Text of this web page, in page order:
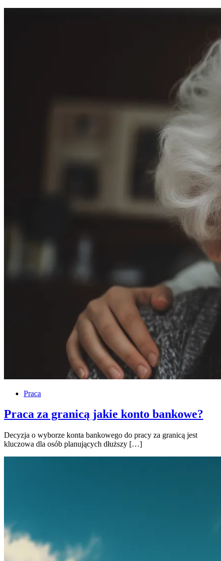
Praca
Praca za granicą jakie konto bankowe?
Decyzja o wyborze konta bankowego do pracy za granicą jest
kluczowa dla osób planujących dłuższy […]